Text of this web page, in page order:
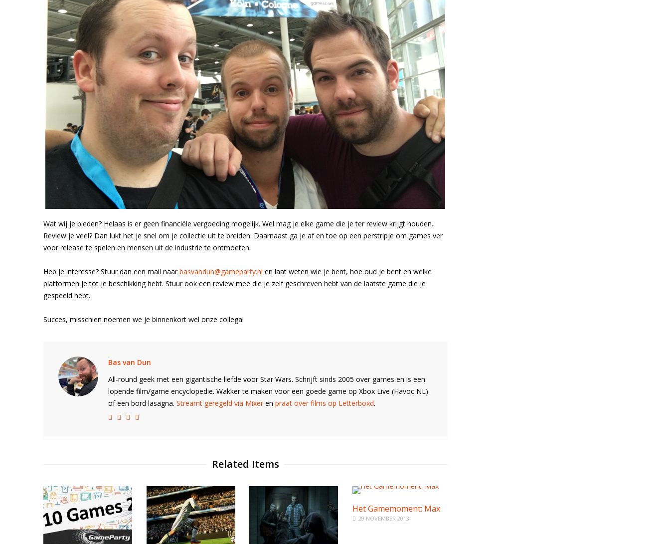
Wat wij je bieden? Helaas is er geen financiële vergoeding mogelijk. Wel mag je elke game die je ter review krijgt houden.
Review je veel? Dan lukt het je snel om je collectie uit te breiden. Daarnaast ga je af en toe op een perstripje om games ver
voor release te spelen en mensen uit de industrie te ontmoeten.
Heb je interesse? Stuur dan een mail naarbasvandun@gameparty.nl en laat weten wie je bent, hoe oud je bent en welke
platformen je tot je beschikking hebt. Stuur ook een review mee die je zelf geschreven hebt van de laatste game die je
gespeeld hebt.
Succes, misschien noemen we je binnenkort wel onze collega!
Bas van Dun
All-round geek met een gigantische liefde voor Star Wars. Schrijft sinds 2005 over games en is een
lopende film/game encyclopedie. Wakker te maken voor een goede game op Xbox Live (Havoc NL)
of een bord lasagna. Streamt geregeld via Mixeren praat over films op Letterboxd.
Related Items
Het Gamemoment: Max
29 NOVEMBER 2013